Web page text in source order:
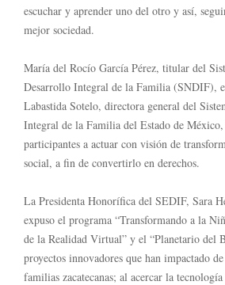
escuchar y aprender uno del otro y así,
mejor sociedad.
María del Rocío García Pérez, titular del
Desarrollo Integral de la Familia (SNDIF),
Labastida Sotelo, directora general del
Integral de la Familia del Estado de
participantes a actuar con visión de
social, a fin de convertirlo en derechos.
La Presidenta Honorífica del SEDIF, Sara
expuso el programa “Transformando a la
de la Realidad Virtual” y el “Planetario del
proyectos innovadores que han impactado
familias zacatecanas; al acercar la